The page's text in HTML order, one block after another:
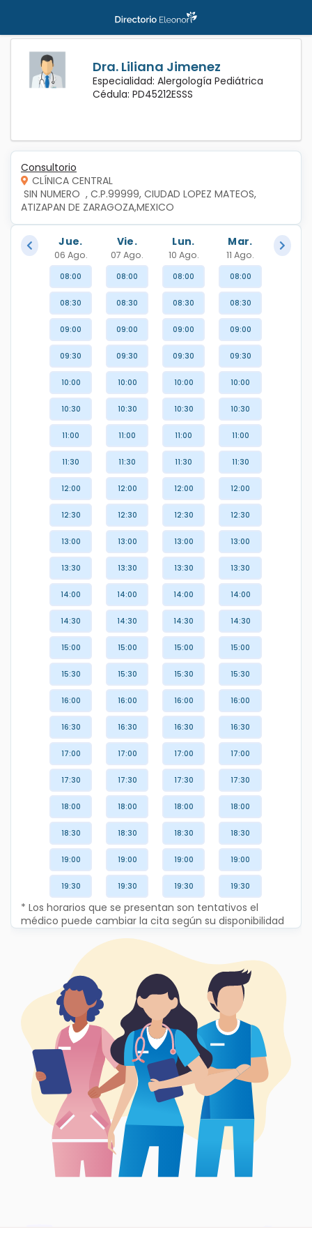
Dra. Liliana Jimenez
Especialidad: Alergología Pediátrica
Cédula: PD45212ESSS
Consultorio
CLÍNICA CENTRAL
ATIZAPAN DE ZARAGOZA,MEXICO
Jue.
06 Ago.
Vie.
07 Ago.
Lun.
10 Ago.
Mar.
11 Ago.
08:00
08:30
09:00
09:30
10:00
10:30
11:00
11:30
12:00
12:30
13:00
13:30
14:00
14:30
15:00
15:30
16:00
16:30
17:00
17:30
18:00
18:30
19:00
19:30
08:00
08:30
09:00
09:30
10:00
10:30
11:00
11:30
12:00
12:30
13:00
13:30
14:00
14:30
15:00
15:30
16:00
16:30
17:00
17:30
18:00
18:30
19:00
19:30
08:00
08:30
09:00
09:30
10:00
10:30
11:00
11:30
12:00
12:30
13:00
13:30
14:00
14:30
15:00
15:30
16:00
16:30
17:00
17:30
18:00
18:30
19:00
19:30
08:00
08:30
09:00
09:30
10:00
10:30
11:00
11:30
12:00
12:30
13:00
13:30
14:00
14:30
15:00
15:30
16:00
16:30
17:00
17:30
18:00
18:30
19:00
19:30
* Los horarios que se presentan son tentativos el
médico puede cambiar la cita según su disponibilidad